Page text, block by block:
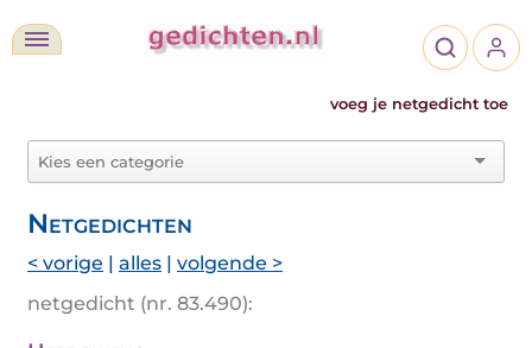
voeg je netgedicht toe
Netgedichten
< vorige | alles | volgende >
netgedicht (nr. 83.490):